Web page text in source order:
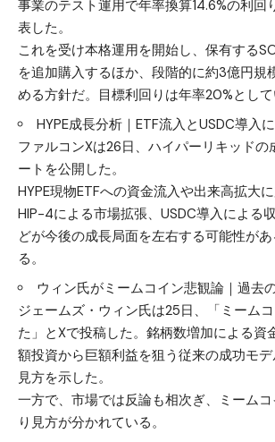
事業のテスト運用で年率換算14.6%の利回
表した。
これを受け本格運用を開始し、保有する
を追加購入するほか、段階的に約3億円規
める方針だ。目標利回りは年率20%として
HYPE成長分析｜ETF流入とUSDC導入
ファルコンXは26日、ハイパーリキッドの
ートを公開した。
HYPE現物ETFへの資金流入や出来高拡大
HIP-4による市場拡張、USDC導入による
どが今後の成長局面を左右する可能性が
る。
ウィン氏がミームコイン悲観論｜過去
ジェームズ・ウィン氏は25日、「ミーム
た」とXで投稿した。銘柄数増加による資
額投資から巨額利益を狙う従来の成功モ
見方を示した。
一方で、市場では反論も相次ぎ、ミーム
り見方が分かれている。